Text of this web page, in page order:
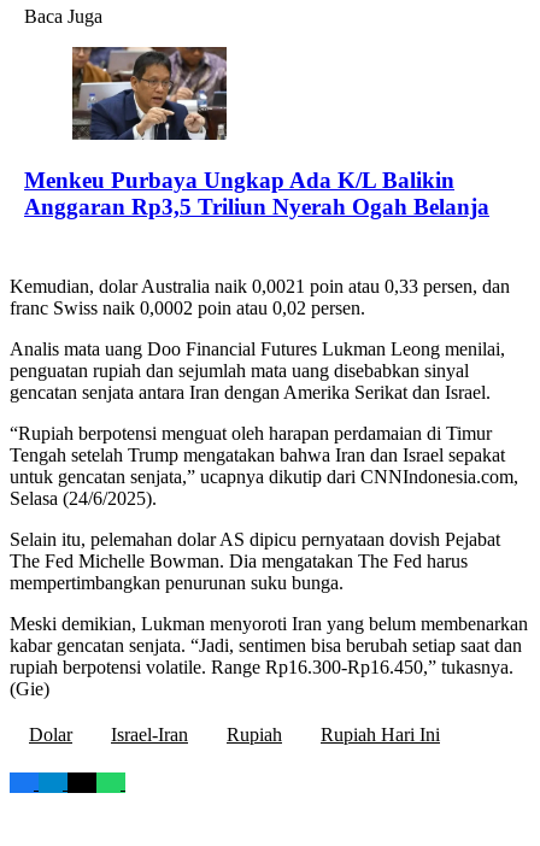
Baca Juga
Menkeu Purbaya Ungkap Ada K/L Balikin
Anggaran Rp3,5 Triliun Nyerah Ogah Belanja
Kemudian, dolar Australia naik 0,0021 poin atau 0,33 persen, dan
franc Swiss naik 0,0002 poin atau 0,02 persen.
Analis mata uang Doo Financial Futures Lukman Leong menilai,
penguatan rupiah dan sejumlah mata uang disebabkan sinyal
gencatan senjata antara Iran dengan Amerika Serikat dan Israel.
“Rupiah berpotensi menguat oleh harapan perdamaian di Timur
Tengah setelah Trump mengatakan bahwa Iran dan Israel sepakat
untuk gencatan senjata,” ucapnya dikutip dari CNNIndonesia.com,
Selasa (24/6/2025).
Selain itu, pelemahan dolar AS dipicu pernyataan dovish Pejabat
The Fed Michelle Bowman. Dia mengatakan The Fed harus
mempertimbangkan penurunan suku bunga.
Meski demikian, Lukman menyoroti Iran yang belum membenarkan
kabar gencatan senjata. “Jadi, sentimen bisa berubah setiap saat dan
rupiah berpotensi volatile. Range Rp16.300-Rp16.450,” tukasnya.
(Gie)
Dolar Israel-Iran Rupiah Rupiah Hari Ini